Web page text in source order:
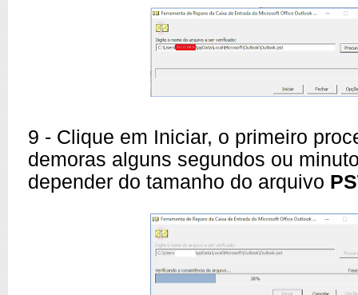
9 - Clique em Iniciar, o primeiro
demoras alguns segundos ou
depender do tamanho do arquivo